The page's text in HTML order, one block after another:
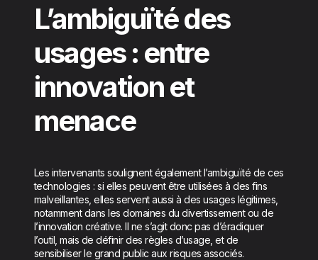
L’ambiguïté des
usages : entre
innovation et
menace
Les intervenants soulignent également l’ambiguïté de ces
technologies : si elles peuvent être utilisées à des fins
malveillantes, elles servent aussi à des usages légitimes,
notamment dans les domaines du divertissement ou de
l’innovation créative. Il ne s’agit donc pas d’éradiquer
l’outil, mais de définir des règles d’usage, et de
sensibiliser le grand public aux risques associés.